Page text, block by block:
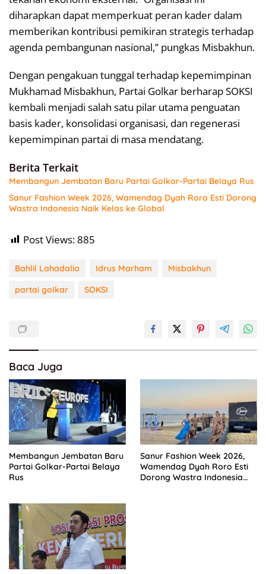
diharapkan dapat memperkuat peran kader dalam
memberikan kontribusi pemikiran strategis terhadap
agenda pembangunan nasional,” pungkas Misbakhun.
Dengan pengakuan tunggal terhadap kepemimpinan
Mukhamad Misbakhun, Partai Golkar berharap SOKSI
kembali menjadi salah satu pilar utama penguatan
basis kader, konsolidasi organisasi, dan regenerasi
kepemimpinan partai di masa mendatang.
Berita Terkait
Membangun Jembatan Baru Partai Golkar-Partai Belaya Rus
Sanur Fashion Week 2026, Wamendag Dyah Roro Esti Dorong
Wastra Indonesia Naik Kelas ke Global
Post Views:885
Bahlil Lahadalia Idrus Marham
Misbakhun
partai golkar
SOKSI
Baca Juga
Membangun Jembatan Baru
Partai Golkar-Partai Belaya
Rus
Sanur Fashion Week 2026,
Wamendag Dyah Roro Esti
Dorong Wastra Indonesia